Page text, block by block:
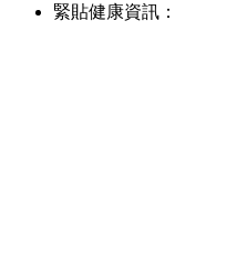
緊貼健康資訊：